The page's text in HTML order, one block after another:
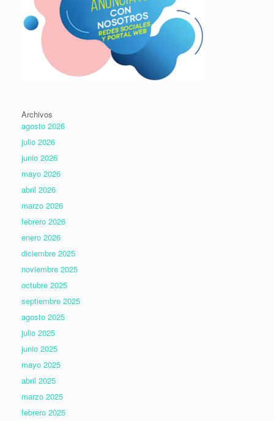
Archivos
agosto 2026
julio 2026
junio 2026
mayo 2026
abril 2026
marzo 2026
febrero 2026
enero 2026
diciembre 2025
noviembre 2025
octubre 2025
septiembre 2025
agosto 2025
julio 2025
junio 2025
mayo 2025
abril 2025
marzo 2025
febrero 2025